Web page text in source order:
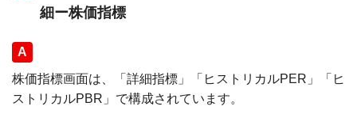
細ー株価指標
回答
株価指標画面は、「詳細指標」「ヒストリカルPER」「ヒ
ストリカルPBR」で構成されています。